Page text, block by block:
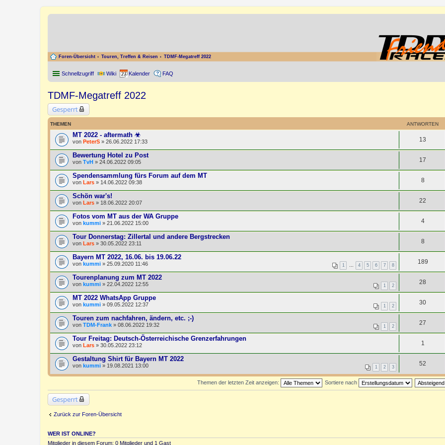
Foren-Übersicht Touren, Treffen & Reisen TDMF-Megatreff 2022
Schnellzugriff Wiki Kalender FAQ
TDMF-Megatreff 2022
Gesperrt
THEMEN ANTWORTEN
MT 2022 - aftermath ☣
von PeterS » 26.06.2022 17:33 13
Bewertung Hotel zu Post
von TvH » 24.06.2022 09:05 17
Spendensammlung fürs Forum auf dem MT
von Lars » 14.06.2022 09:38 8
Schön war's!
von Lars » 18.06.2022 20:07 22
Fotos vom MT aus der WA Gruppe
von kummi » 21.06.2022 15:00 4
Tour Donnerstag: Zillertal und andere Bergstrecken
von Lars » 30.05.2022 23:11 8
Bayern MT 2022, 16.06. bis 19.06.22
1 … 4 5 6 7 8
von kummi » 25.09.2020 11:46 189
Tourenplanung zum MT 2022
1 2
von kummi » 22.04.2022 12:55 28
MT 2022 WhatsApp Gruppe
1 2
von kummi » 09.05.2022 12:37 30
Touren zum nachfahren, ändern, etc. ;-)
1 2
von TDM-Frank » 08.06.2022 19:32 27
Tour Freitag: Deutsch-Österreichische Grenzerfahrungen
von Lars » 30.05.2022 23:12 1
Gestaltung Shirt für Bayern MT 2022
1 2 3
von kummi » 19.08.2021 13:00 52
Themen der letzten Zeit anzeigen: Sortiere nach
Gesperrt
Zurück zur Foren-Übersicht
WER IST ONLINE?
Mitglieder in diesem Forum: 0 Mitglieder und 1 Gast